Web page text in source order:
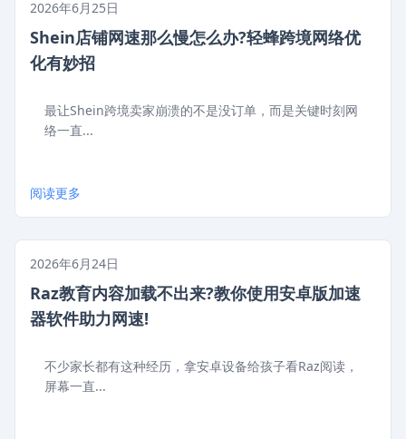
2026年6月25日
Shein店铺网速那么慢怎么办?轻蜂跨境网络优
化有妙招
最让Shein跨境卖家崩溃的不是没订单，而是关键时刻网
络一直...
阅读更多
2026年6月24日
Raz教育内容加载不出来?教你使用安卓版加速
器软件助力网速!
不少家长都有这种经历，拿安卓设备给孩子看Raz阅读，
屏幕一直...